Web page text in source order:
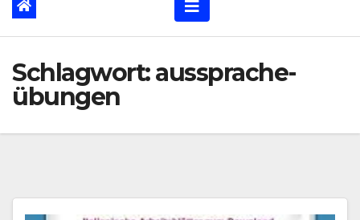
Schlagwort:aussprache-
übungen